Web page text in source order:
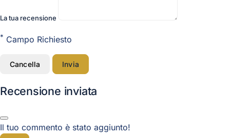
La tua recensione
* Campo Richiesto
Cancella Invia
Recensione inviata
Il tuo commento è stato aggiunto!